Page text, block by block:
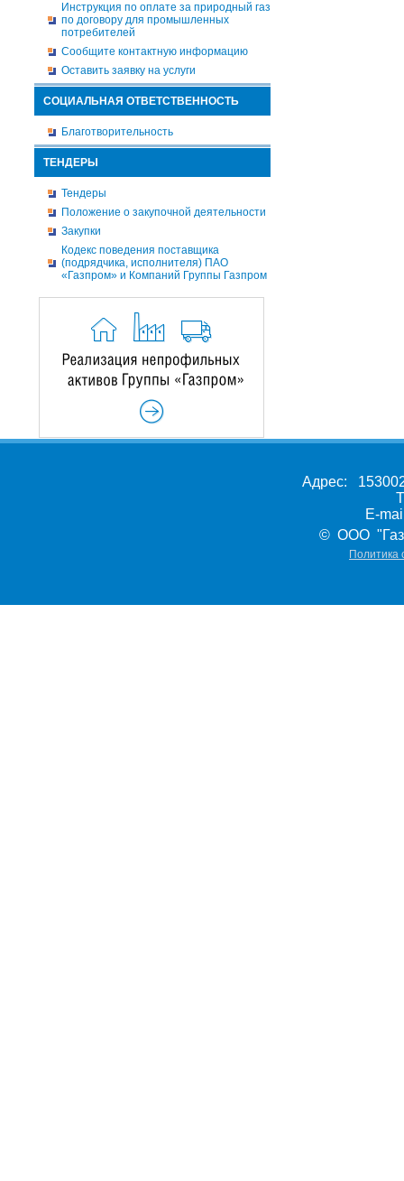
Инструкция по оплате за природный газ
по договору для промышленных
потребителей
Сообщите контактную информацию
Оставить заявку на услуги
СОЦИАЛЬНАЯ ОТВЕТСТВЕННОСТЬ
Благотворительность
ТЕНДЕРЫ
Тендеры
Положение о закупочной деятельности
Закупки
Кодекс поведения поставщика
(подрядчика, исполнителя) ПАО
«Газпром» и Компаний Группы Газпром
Адрес:
E-
© ООО
Политика